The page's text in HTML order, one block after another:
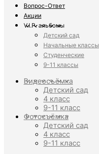
Вопрос-Ответ
Акции
V.I.P. альбомы
Детский сад
Начальные классы
Студенческие
9-11 классы
Видеосъёмка
Детский сад
4 класс
9-11 класс
Фотосъёмка
Детский сад
4 класс
9-11 класс